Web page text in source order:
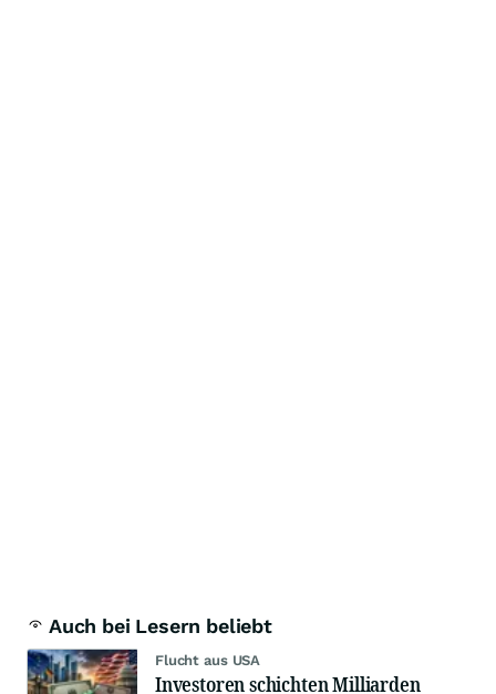
Auch bei Lesern beliebt
Flucht aus USA
Investoren schichten Milliarden